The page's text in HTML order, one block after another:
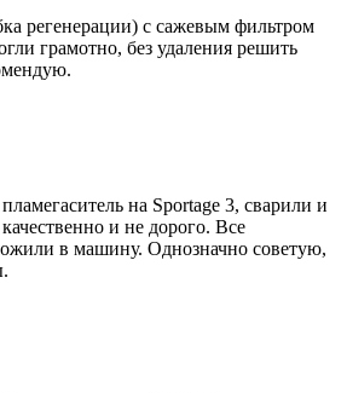
регенерации) с сажевым фильтром
грамотно, без удаления решить
на Sportage 3, сварили и
и не дорого. Все
в машину. Однозначно советую,